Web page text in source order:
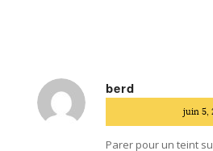
berd
:
juin 5,
Parer pour un teint